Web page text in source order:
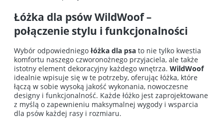
Łóżka dla psów WildWoof –
połączenie stylu i funkcjonalności
Wybór odpowiedniego łóżka dla psa to nie tylko kwestia
komfortu naszego czworonożnego przyjaciela, ale także
istotny element dekoracyjny każdego wnętrza. WildWoof
idealnie wpisuje się w te potrzeby, oferując łóżka, które
łączą w sobie wysoką jakość wykonania, nowoczesne
designy i funkcjonalność. Każde łóżko jest zaprojektowane
z myślą o zapewnieniu maksymalnej wygody i wsparcia
dla psów każdej rasy i rozmiaru.